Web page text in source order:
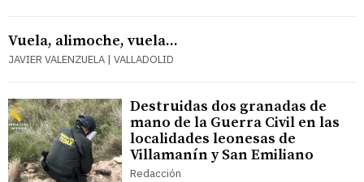
Vuela, alimoche, vuela...
JAVIER VALENZUELA | VALLADOLID
Destruidas dos granadas de
mano de la Guerra Civil en las
localidades leonesas de
Villamanín y San Emiliano
Redacción